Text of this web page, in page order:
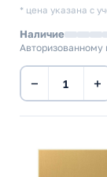
* цена указана с
Наличие
Авторизованному
− +